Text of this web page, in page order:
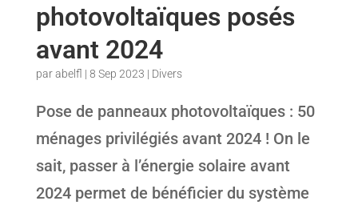
photovoltaïques posés
avant 2024
parabelfl | 8 Sep 2023 | Divers
Pose de panneaux photovoltaïques : 50
ménages privilégiés avant 2024 ! On le
sait, passer à l’énergie solaire avant
2024 permet de bénéficier du système